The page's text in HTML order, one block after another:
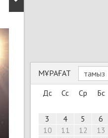
МҰРАҒАТ
Дс
Сс Ср Бс
3
4 5 6
10
11 12 13